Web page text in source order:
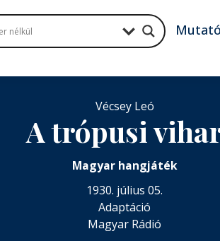
Vécsey Leó
A trópusi
Magyar hangjáték
1930. július 05.
Adaptáció
Magyar Rádió